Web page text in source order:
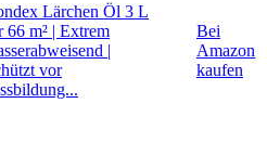
Lärchen Öl 3 L
66 m² | Extrem
|
vor
Bei
Amazon
kaufen